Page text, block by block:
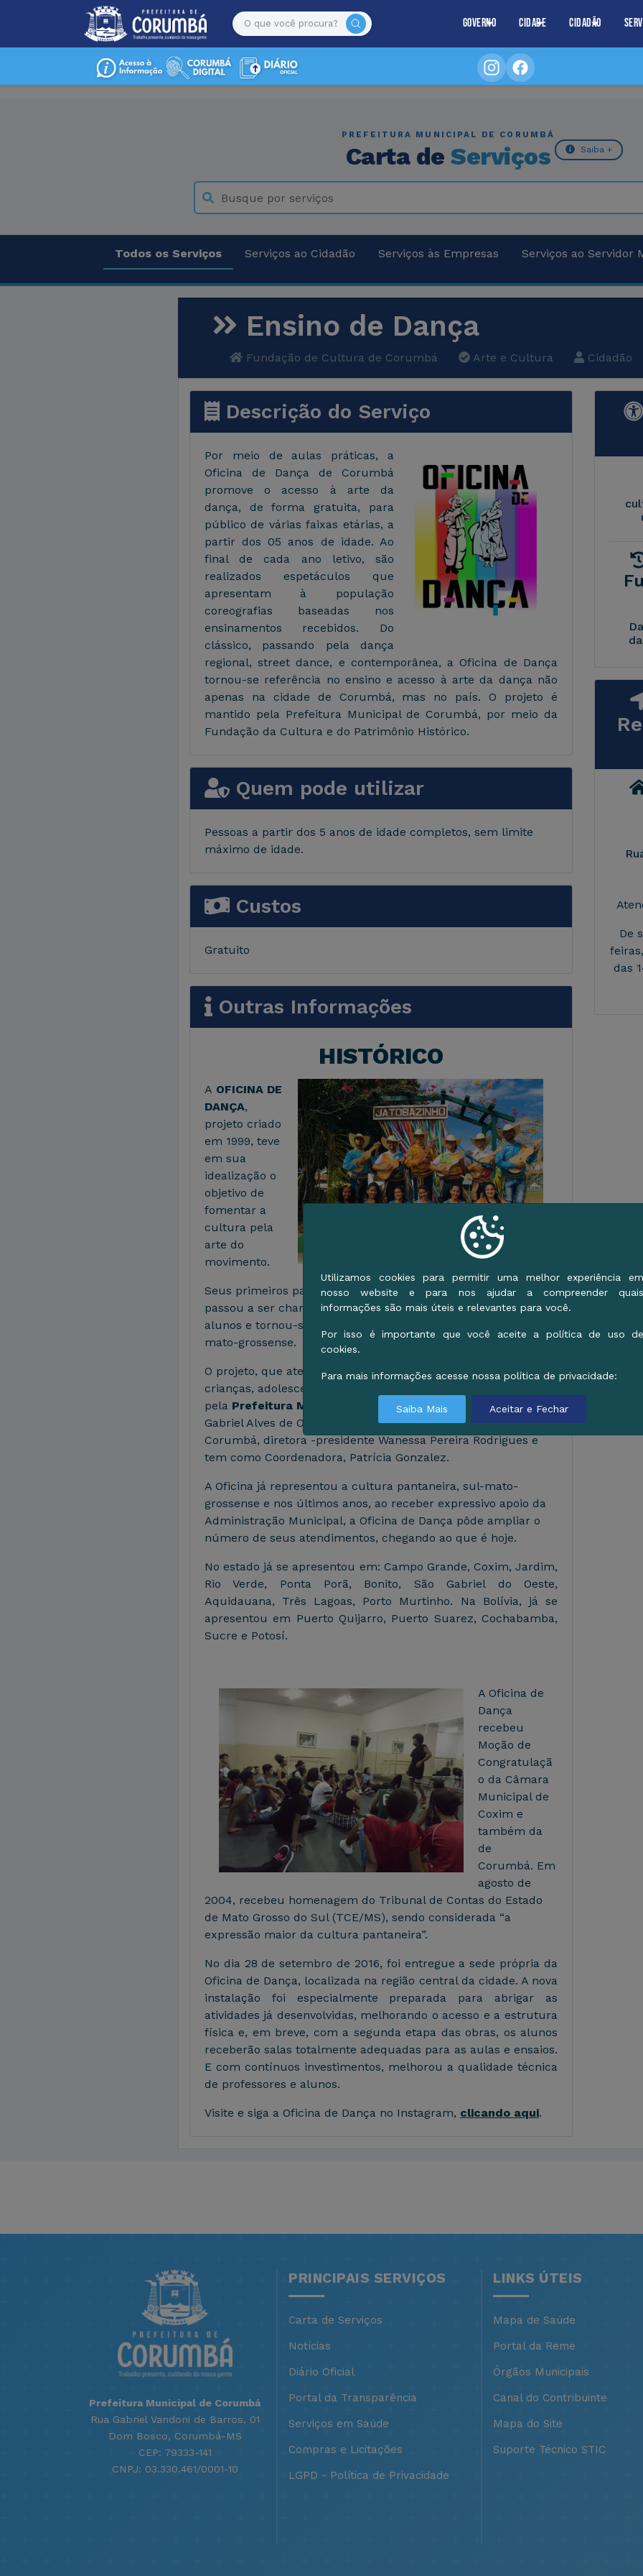
Governo Cidade Cidadão
PREFEITURA MUNICIPAL DE CORUMBÁ
Carta de Serviços Saiba +
Todos os Serviços Serviços ao Cidadão Serviços às Empresas Serviços ao Servidor
Ensino de Dança
Fundação de Cultura de Corumbá Arte e Cultura Cidadão
Descrição do Serviço
Por meio de aulas práticas, a
Oficina de Dança de Corumbá
promove o acesso à arte da
dança, de forma gratuita, para
público de várias faixas etárias, a
partir dos 05 anos de idade. Ao
final de cada ano letivo, são
realizados espetáculos que
apresentam à população
coreografias baseadas nos
ensinamentos recebidos. Do
clássico, passando pela dança
regional, street dance, e contemporânea, a Oficina de Dança
tornou-se referência no ensino e acesso à arte da dança não
apenas na cidade de Corumbá, mas no país. O projeto é
mantido pela Prefeitura Municipal de Corumbá, por meio da
Fundação da Cultura e do Patrimônio Histórico.
Quem pode utilizar
Pessoas a partir dos 5 anos de idade completos, sem limite
máximo de idade.
Custos
Gratuito
Outras Informações
HISTÓRICO
A OFICINA DE
DANÇA,
projeto criado
em 1999, teve
em sua
idealização o
objetivo de
fomentar a
cultura pela
arte do
movimento.
Seus primeiros passos foram tímidos, mas a “Oficina” – como
passou a ser chamada – foi reconhecida pelo talento de seus
alunos e tornou-se um ícone da arte corumbaense e sul-
mato-grossense.
O projeto, que atende cerca de 324 alunos anualmente – entre
crianças, adolescentes, jovens e adultos – é mantido
pela Prefeitura Municipal de Corumbá,administração Dr.
Gabriel Alves de Oliveira e através da Fundação da Cultura de
Corumbá, diretora -presidente Wanessa Pereira Rodrigues e
tem como Coordenadora, Patrícia Gonzalez.
A Oficina já representou a cultura pantaneira, sul-mato-
grossense e nos últimos anos, ao receber expressivo apoio da
Administração Municipal, a Oficina de Dança pôde ampliar o
número de seus atendimentos, chegando ao que é hoje.
No estado já se apresentou em: Campo Grande, Coxim, Jardim,
Rio Verde, Ponta Porã, Bonito, São Gabriel do Oeste,
Aquidauana, Três Lagoas, Porto Murtinho. Na Bolívia, já se
apresentou em Puerto Quijarro, Puerto Suarez, Cochabamba,
Sucre e Potosí.
A Oficina de
Dança
recebeu
Moção de
Congratulaçã
o da Câmara
Municipal de
Coxim e
também da
de
Corumbá. Em
agosto de
2004, recebeu homenagem do Tribunal de Contas do Estado
de Mato Grosso do Sul (TCE/MS), sendo considerada “a
expressão maior da cultura pantaneira”.
No dia 28 de setembro de 2016, foi entregue a sede própria da
Oficina de Dança, localizada na região central da cidade. A nova
instalação foi especialmente preparada para abrigar as
atividades já desenvolvidas, melhorando o acesso e a estrutura
física e, em breve, com a segunda etapa das obras, os alunos
receberão salas totalmente adequadas para as aulas e ensaios.
E com contínuos investimentos, melhorou a qualidade técnica
de professores e alunos.
Visite e siga a Oficina de Dança no Instagram, clicando aqui.
De
das
Prefeitura Municipal de Corumbá
Rua Gabriel Vandoni de Barros, 01
Dom Bosco, Corumbá-MS
CEP: 79333-141
CNPJ: 03.330.461/0001-10
PRINCIPAIS SERVIÇOS
Carta de Serviços
Notícias
Diário Oficial
Portal da Transparência
Serviços em Saúde
Compras e Licitações
LGPD - Política de Privacidade
LINKS ÚTEIS
Mapa de Saúde
Portal da Reme
Órgãos Municipais
Canal do Contribuinte
Mapa do Site
Suporte Técnico STIC
Utilizamos cookies para permitir uma melhor experiência em
nosso website e para nos ajudar a compreender quais
informações são mais úteis e relevantes para você.
Por isso é importante que você aceite a política de uso de
cookies.
Para mais informações acesse nossa política de privacidade:
Saiba Mais Aceitar e Fechar